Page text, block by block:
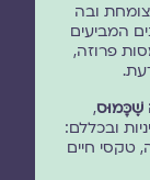
ובה
המביעים
פרוזה,
,
ובכללם:
טקסי חיים